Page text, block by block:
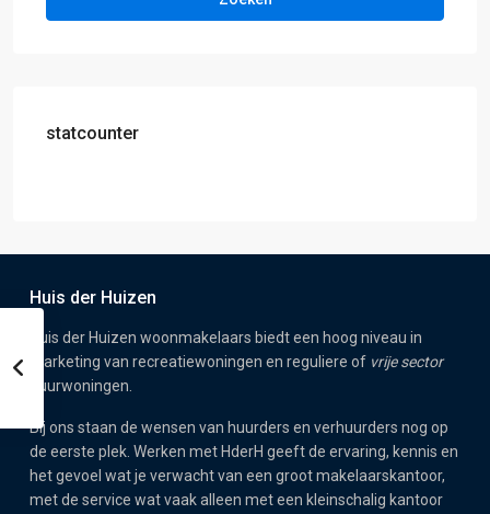
statcounter
Huis der Huizen
Huis der Huizen woonmakelaars biedt een hoog niveau in
marketing van recreatiewoningen en reguliere of vrije sector
huurwoningen.
Bij ons staan de wensen van huurders en verhuurders nog op
de eerste plek. Werken met HderH geeft de ervaring, kennis en
het gevoel wat je verwacht van een groot makelaarskantoor,
met de service wat vaak alleen met een kleinschalig kantoor